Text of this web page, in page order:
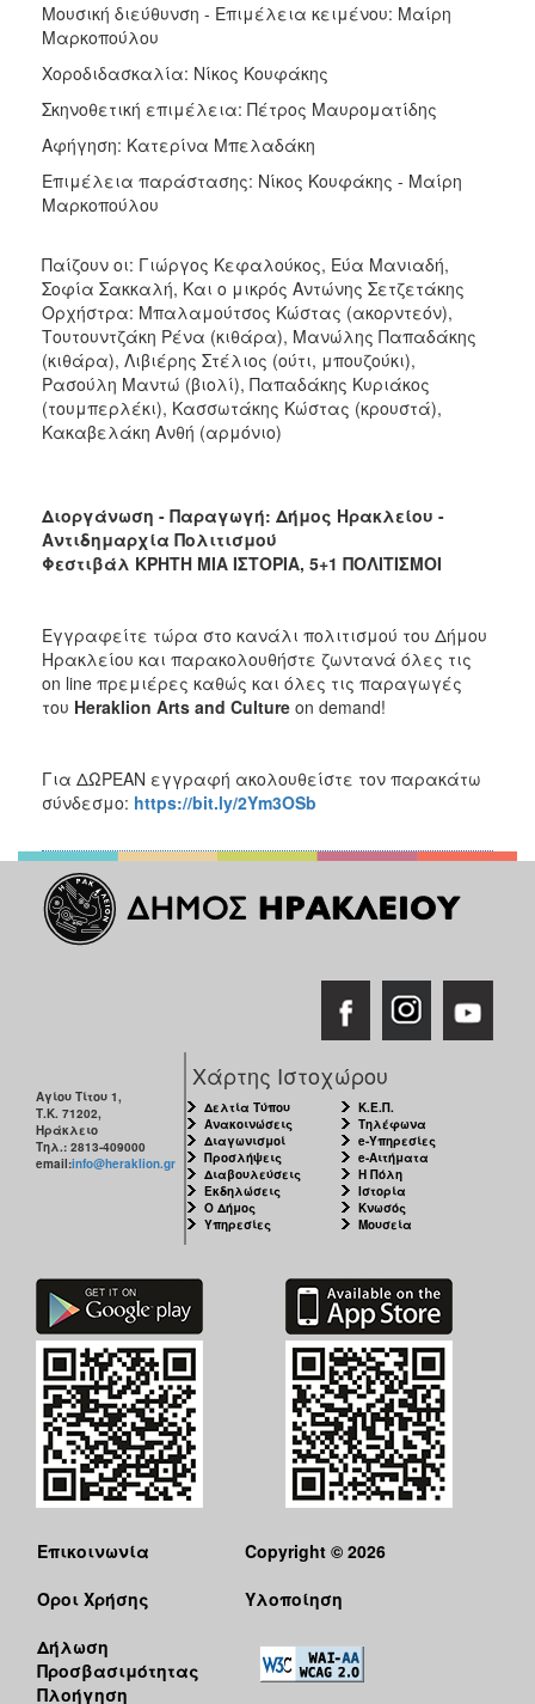
Μουσική διεύθυνση - Επιμέλεια κειμένου: Μαίρη
Μαρκοπούλου
Χοροδιδασκαλία: Νίκος Κουφάκης
Σκηνοθετική επιμέλεια: Πέτρος Μαυροματίδης
Αφήγηση: Κατερίνα Μπελαδάκη
Επιμέλεια παράστασης: Νίκος Κουφάκης - Μαίρη
Μαρκοπούλου
Παίζουν οι: Γιώργος Κεφαλούκος, Εύα Μανιαδή,
Σοφία Σακκαλή, Και ο μικρός Αντώνης Σετζετάκης
Ορχήστρα: Μπαλαμούτσος Κώστας (ακορντεόν),
Τουτουντζάκη Ρένα (κιθάρα), Μανώλης Παπαδάκης
(κιθάρα), Λιβιέρης Στέλιος (ούτι, μπουζούκι),
Ρασούλη Μαντώ (βιολί), Παπαδάκης Κυριάκος
(τουμπερλέκι), Κασσωτάκης Κώστας (κρουστά),
Κακαβελάκη Ανθή (αρμόνιο)
Διοργάνωση - Παραγωγή: Δήμος Ηρακλείου -
Αντιδημαρχία Πολιτισμού
Φεστιβάλ ΚΡΗΤΗ ΜΙΑ ΙΣΤΟΡΙΑ, 5+1 ΠΟΛΙΤΙΣΜΟΙ
Εγγραφείτε τώρα στο κανάλι πολιτισμού του Δήμου
Ηρακλείου και παρακολουθήστε ζωντανά όλες τις
on line πρεμιέρες καθώς και όλες τις παραγωγές
του Heraklion Arts and Culture on demand!
Για ΔΩΡΕΑΝ εγγραφή ακολουθείστε τον παρακάτω
σύνδεσμο: https://bit.ly/2Ym3OSb
Αγίου Τίτου 1,
Τ.Κ. 71202,
Ηράκλειο
Τηλ.: 2813-409000
email:info@heraklion.gr
Χάρτης Ιστοχώρου
Δελτία Τύπου
Ανακοινώσεις
Διαγωνισμοί
Προσλήψεις
Διαβουλεύσεις
Εκδηλώσεις
Ο Δήμος
Υπηρεσίες
Κ.Ε.Π.
Τηλέφωνα
e-Υπηρεσίες
e-Αιτήματα
Η Πόλη
Ιστορία
Κνωσός
Μουσεία
Επικοινωνία
Όροι Χρήσης
Δήλωση
Προσβασιμότητας
Πλοήγηση
Copyright © 2026
Υλοποίηση